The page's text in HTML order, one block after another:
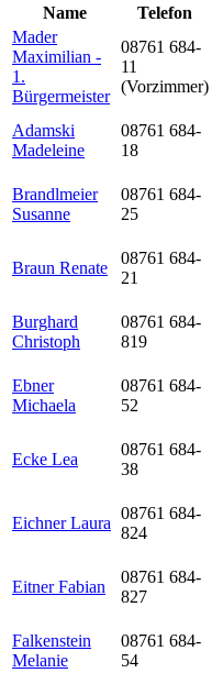
Name
Telefon
Mader
Maximilian -
1.
Bürgermeister
08761 684-
11
(Vorzimmer)
Adamski
Madeleine
08761 684-
18
Brandlmeier
Susanne
08761 684-
25
Braun Renate
08761 684-
21
Burghard
Christoph
08761 684-
819
Ebner
Michaela
08761 684-
52
Ecke Lea
08761 684-
38
Eichner Laura
08761 684-
824
Eitner Fabian
08761 684-
827
Falkenstein
Melanie
08761 684-
54